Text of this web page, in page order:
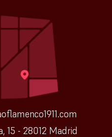
15 - 28012 Madrid